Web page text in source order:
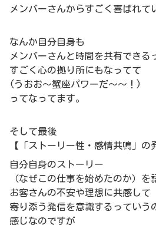
メンバーさんからすごく喜ばれて
なんか自分自身も
メンバーさんと時間を共有できる
すごく心の拠り所にもなってて
(うおお～蟹座パワーだ～～！)
ってなってます。
そして最後
【「ストーリー性・感情共鳴」の
自分自身のストーリー
（なぜこの仕事を始めたのか）を
お客さんの不安や理想に共感して
寄り添う発信を意識するっていう
感じなのですが